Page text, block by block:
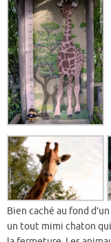
Bien caché au fond
un tout mimi chaton